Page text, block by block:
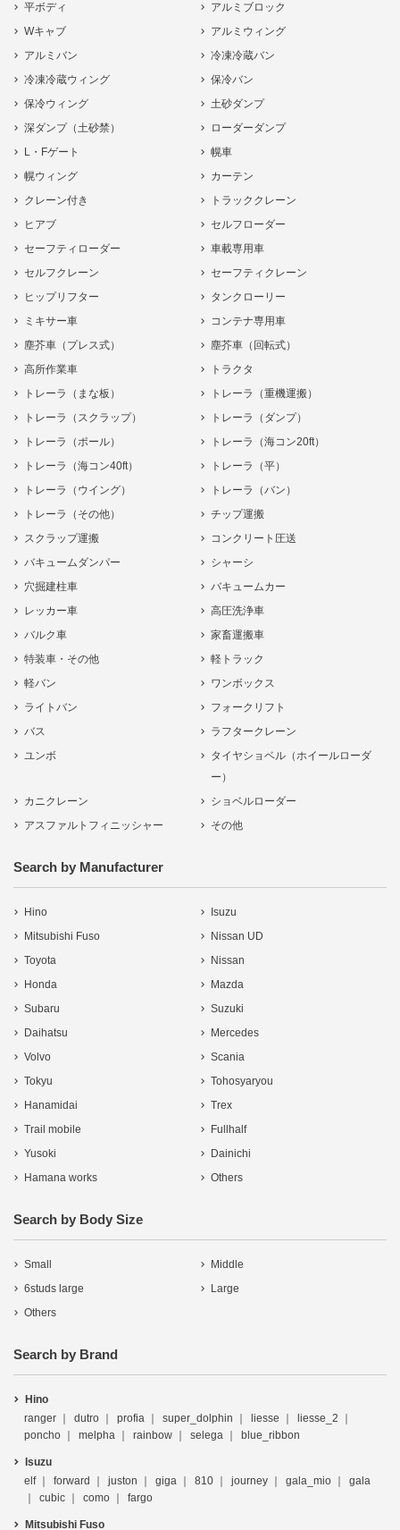
平ボディ
アルミブロック
Wキャブ
アルミウィング
アルミバン
冷凍冷蔵バン
冷凍冷蔵ウィング
保冷バン
保冷ウィング
土砂ダンプ
深ダンプ（土砂禁）
ローダーダンプ
L・Fゲート
幌車
幌ウィング
カーテン
クレーン付き
トラッククレーン
ヒアブ
セルフローダー
セーフティローダー
車載専用車
セルフクレーン
セーフティクレーン
ヒップリフター
タンクローリー
ミキサー車
コンテナ専用車
塵芥車（プレス式）
塵芥車（回転式）
高所作業車
トラクタ
トレーラ（まな板）
トレーラ（重機運搬）
トレーラ（スクラップ）
トレーラ（ダンプ）
トレーラ（ポール）
トレーラ（海コン20ft）
トレーラ（海コン40ft）
トレーラ（平）
トレーラ（ウイング）
トレーラ（バン）
トレーラ（その他）
チップ運搬
スクラップ運搬
コンクリート圧送
バキュームダンパー
シャーシ
穴掘建柱車
バキュームカー
レッカー車
高圧洗浄車
バルク車
家畜運搬車
特装車・その他
軽トラック
軽バン
ワンボックス
ライトバン
フォークリフト
バス
ラフタークレーン
ユンボ
タイヤショベル（ホイールローダ
ー）
カニクレーン
ショベルローダー
アスファルトフィニッシャー
その他
Search by Manufacturer
Hino
Isuzu
Mitsubishi Fuso
Nissan UD
Toyota
Nissan
Honda
Mazda
Subaru
Suzuki
Daihatsu
Mercedes
Volvo
Scania
Tokyu
Tohosyaryou
Hanamidai
Trex
Trail mobile
Fullhalf
Yusoki
Dainichi
Hamana works
Others
Search by Body Size
Small
Middle
6studs large
Large
Others
Search by Brand
Hino
ranger
dutro profia super_dolphin liesse
liesse_2
poncho
melpha rainbow selega blue_ribbon
Isuzu
elf
forward juston giga 810 journey gala_mio
gala
cubic
como fargo
Mitsubishi Fuso